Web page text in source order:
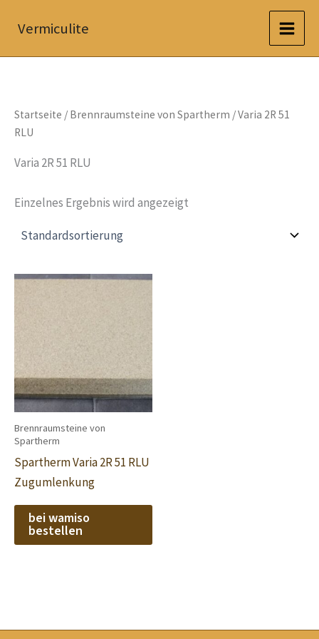
InhaltVermiculite
Startseite / Brennraumsteine von Spartherm / Varia 2R 51
RLU
Varia 2R 51 RLU
Einzelnes Ergebnis wird angezeigt
Brennraumsteine von
Spartherm
Spartherm Varia 2R 51 RLU
Zugumlenkung
bei wamiso
bestellen